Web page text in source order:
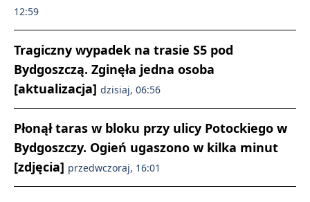
12:59
Tragiczny wypadek na trasie S5 pod
Bydgoszczą. Zginęła jedna osoba
[aktualizacja] dzisiaj, 06:56
Płonął taras w bloku przy ulicy Potockiego w
Bydgoszczy. Ogień ugaszono w kilka minut
[zdjęcia] przedwczoraj, 16:01